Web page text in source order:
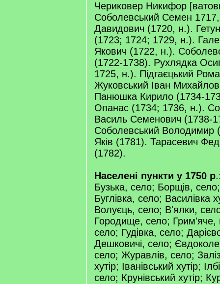
Чериковер Никифор
Соболевський Семен
Давидович (1720, н.).
(1723; 1724; 1729, н.).
Якович (1722, н.).
(1722-1738). Рухлядка
1725, н.). Підгаєцький
Жуковський Іван
Панюшка Кирило (1734-
Опанас (1734; 1736, н.).
Василь Семенович (1738-
Соболевський Володимир
Яків (1781). Тарасевич
(1782).
Населені пункти у 1750 p
Бузька, село; Борщів,
Буглівка, село; Василівка
Волуєць, село; В'ялки,
Городище, село; Грим'яче,
село; Гудівка, село;
Дешковичі, село;
село; Журавлів, село;
хутір; Іванівський хутір;
село; Крунівський хутір;